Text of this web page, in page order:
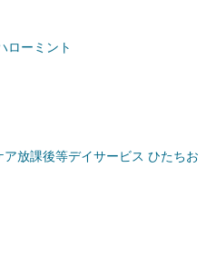
ローミント
ア放課後等デイサービス ひたちお